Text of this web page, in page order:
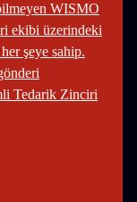
WISMO
ekibi üzerindeki
şeye sahip.
Tedarik Zinciri